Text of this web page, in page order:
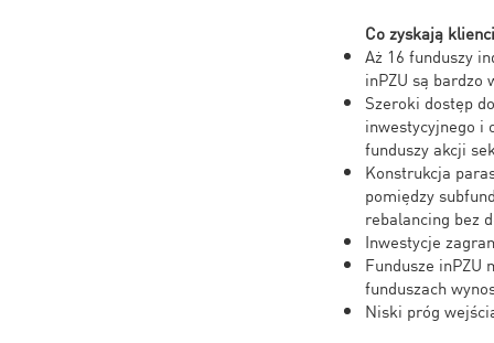
Co zyskają
Aż 16 funduszy
inPZU są bardzo
Szeroki dostęp
inwestycyjnego i
funduszy akcji
Konstrukcja
pomiędzy
rebalancing bez
Inwestycje
Fundusze inPZU
funduszach
Niski próg